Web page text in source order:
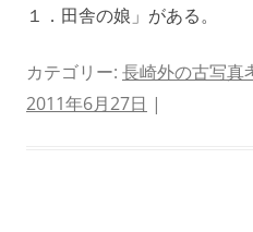
１．田舎の娘」がある。
カテゴリー: 長崎外の古写真
2011年6月27日 |